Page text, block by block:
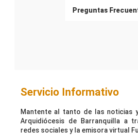
Preguntas
Servicio Informativo
Mantente al tanto de las noticias
Arquidiócesis de Barranquilla a
redes sociales y la emisora virtual